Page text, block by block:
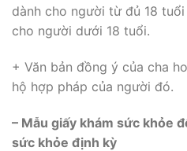
dành cho người từ đủ 18
cho người dưới 18 tuổi.
+ Văn bản đồng ý của cha
hộ hợp pháp của người đó.
– Mẫu giấy khám sức khỏe
sức khỏe định kỳ